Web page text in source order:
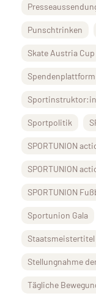
Punschtrinken
Skate Austria Cup
Spendenplattform
Sportpolitik
SPORTUNION
SPORTUNION
SPORTUNION
Sportunion Gala
Staatsmeistertitel
Stellungnahme
Tägliche